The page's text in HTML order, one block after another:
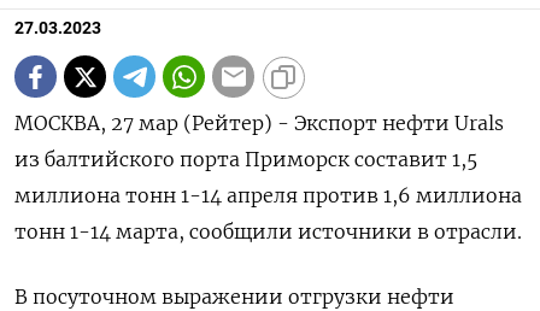
27.03.2023
МОСКВА, 27 мар (Рейтер) - Экспорт нефти Urals
из балтийского порта Приморск составит 1,5
миллиона тонн 1-14 апреля против 1,6 миллиона
тонн 1-14 марта, сообщили источники в отрасли.
В посуточном выражении отгрузки нефти